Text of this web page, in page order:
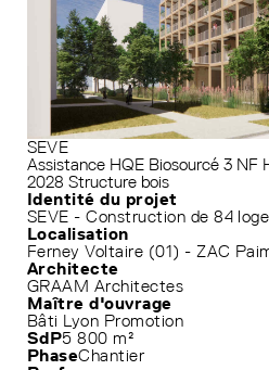
SEVE
Assistance HQE Biosourcé 3 NF
2028 Structure bois
Identité du projet
SEVE - Construction de 84
Localisation
Ferney Voltaire (01) - ZAC
Architecte
GRAAM Architectes
Maître d'ouvrage
Bâti Lyon Promotion
SdP5 800 m²
PhaseChantier